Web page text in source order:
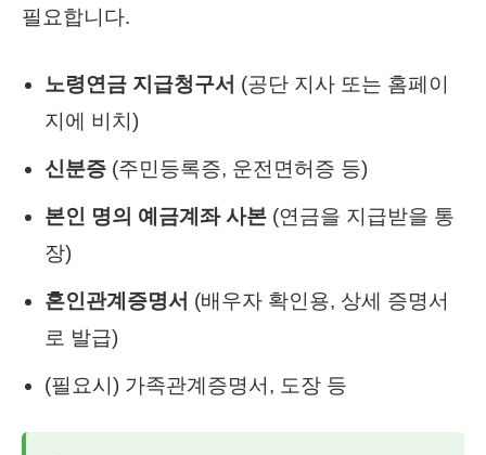
필요합니다.
노령연금 지급청구서 (공단 지사 또는 홈페이
지에 비치)
신분증 (주민등록증, 운전면허증 등)
본인 명의 예금계좌 사본 (연금을 지급받을 통
장)
혼인관계증명서 (배우자 확인용, 상세 증명서
로 발급)
(필요시) 가족관계증명서, 도장 등